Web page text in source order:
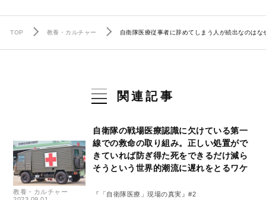
TOP 教養・カルチャー 自衛隊医療従事者に辞めてしまう人が続出なのは
関連記事
教養・カルチャー
自衛隊の戦場医療認識に欠けている第一
線での救命の取り組み。正しい処置がで
きていれば防ぎ得た死をできるだけ減ら
そうという世界的潮流に遅れをとるワケ
『「自衛隊医療」現場の真実』#2